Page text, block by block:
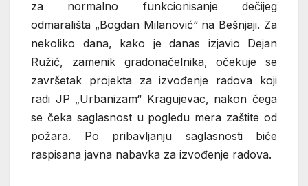
za normalno funkcionisanje dečijeg
odmarališta „Bogdan Milanović“ na Bešnjaji. Za
nekoliko dana, kako je danas izjavio Dejan
Ružić, zamenik gradonačelnika, očekuje se
završetak projekta za izvođenje radova koji
radi JP „Urbanizam“ Kragujevac, nakon čega
se čeka saglasnost u pogledu mera zaštite od
požara. Po pribavljanju saglasnosti biće
raspisana javna nabavka za izvođenje radova.